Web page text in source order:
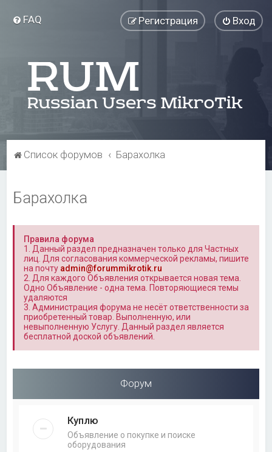
FAQ Вход
Регистрация
Список форумов Барахолка
Барахолка
Правила форума
1. Данный раздел предназначен только для Частных
лиц. Для согласования коммерческой рекламы, пишите
на почту admin@forummikrotik.ru
2. Для каждого Объявления открывается новая тема.
Одно Объявление - одна тема. Повторяющиеся темы
удаляются
3. Администрация форума не несёт ответственности за
приобретенный товар. Выполненную, или
невыполненную Услугу. Данный раздел является
бесплатной доской объявлений.
Форум
Куплю
Объявление о покупке и поиске
оборудования